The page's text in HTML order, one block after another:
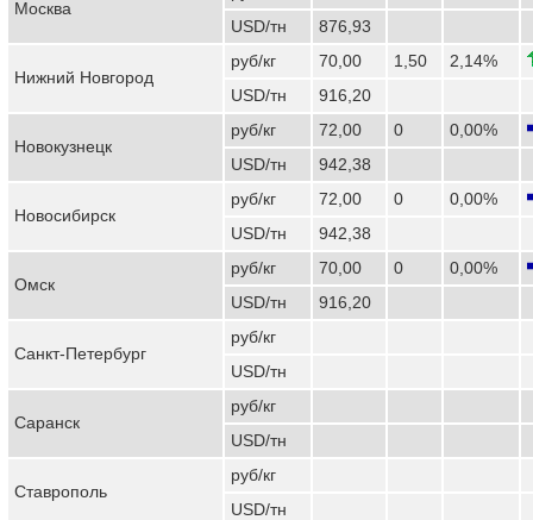
Москва
USD/тн
876,93
Нижний Новгород
руб/кг 70,00 1,50
2,14%
USD/тн
916,20
Новокузнецк
руб/кг 72,00 0
0,00%
USD/тн
942,38
Новосибирск
руб/кг 72,00 0
0,00%
USD/тн
942,38
Омск
руб/кг 70,00 0
0,00%
USD/тн
916,20
Санкт-Петербург
руб/кг
USD/тн
Саранск
руб/кг
USD/тн
Ставрополь
руб/кг
USD/тн